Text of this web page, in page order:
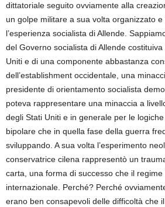
dittatoriale seguito ovviamente alla
un golpe militare a sua volta organizzato
l’esperienza socialista di Allende.
del Governo socialista di Allende
Uniti e di una componente abbastanza
dell’establishment occidentale, una
presidente di orientamento socialista
poteva rappresentare una minaccia a
degli Stati Uniti e in generale per le
bipolare che in quella fase della guerra
sviluppando. A sua volta l’esperimento
conservatrice cilena rappresentò un
carta, una forma di successo che il
internazionale. Perché? Perché
erano ben consapevoli delle difficoltà che